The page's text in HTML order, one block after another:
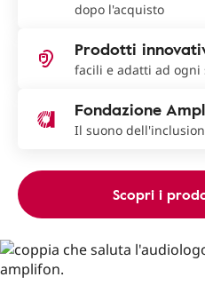
dopo l'acquisto
Prodotti
facili e adatti ad ogni
Fondazione
Il suono
Scopri i